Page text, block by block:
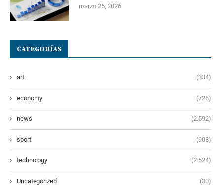
marzo 25, 2026
CATEGORÍAS
art (334)
economy (726)
news (2.592)
sport (908)
technology (2.524)
Uncategorized (30)